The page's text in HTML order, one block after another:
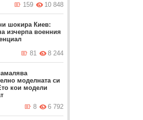
10 848
159
шокира Киев:
изчерпа военния
8 244
81
моделната си
кои модели
6 792
8